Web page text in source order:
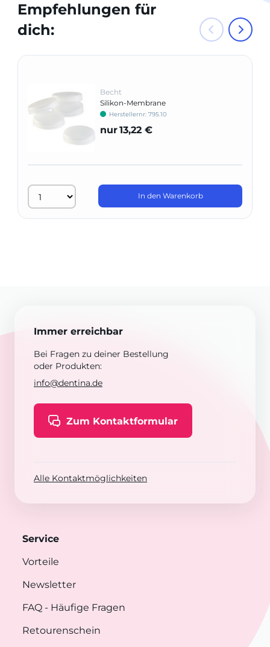
Empfehlungen für
dich:
Becht
Silikon-Membrane
Herstellernr: 795.10
nur13,22 €
In den Warenkorb
Immer erreichbar
Bei Fragen zu deiner Bestellung
oder Produkten:
info@dentina.de
Zum Kontaktformular
Alle Kontaktmöglichkeiten
Service
Vorteile
Newsletter
FAQ - Häufige Fragen
Retourenschein